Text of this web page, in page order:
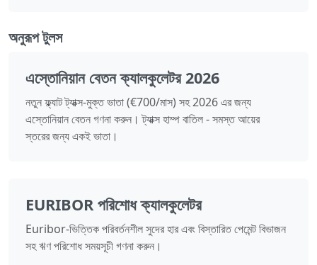
অনুরূপ টুলস
এস্তোনিয়ান বেতন ক্যালকুলেটর 2026
নতুন ফ্ল্যাট ট্যাক্স-মুক্ত ভাতা (€700/মাস) সহ 2026 এর জন্য
এস্তোনিয়ান বেতন গণনা করুন। ট্যাক্স হাম্প বাতিল - সমস্ত আয়ের
স্তরের জন্য একই ভাতা।
EURIBOR পরিশোধ ক্যালকুলেটর
Euribor-ভিত্তিক পরিবর্তনশীল সুদের হার এবং বিস্তারিত পেমেন্ট বিভাজন
সহ ঋণ পরিশোধ সময়সূচী গণনা করুন।